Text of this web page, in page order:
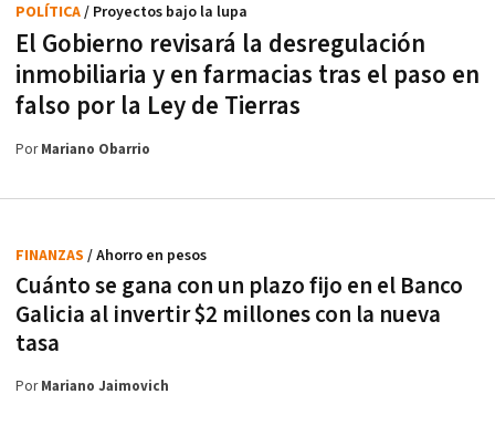
El Gobierno revisará la desregulación
inmobiliaria y en farmacias tras el paso en
falso por la Ley de Tierras
POLÍTICA/ Proyectos bajo la lupa
PorMariano Obarrio
Cuánto se gana con un plazo fijo en el Banco
Galicia al invertir $2 millones con la nueva
tasa
FINANZAS / Ahorro en pesos
PorMariano Jaimovich